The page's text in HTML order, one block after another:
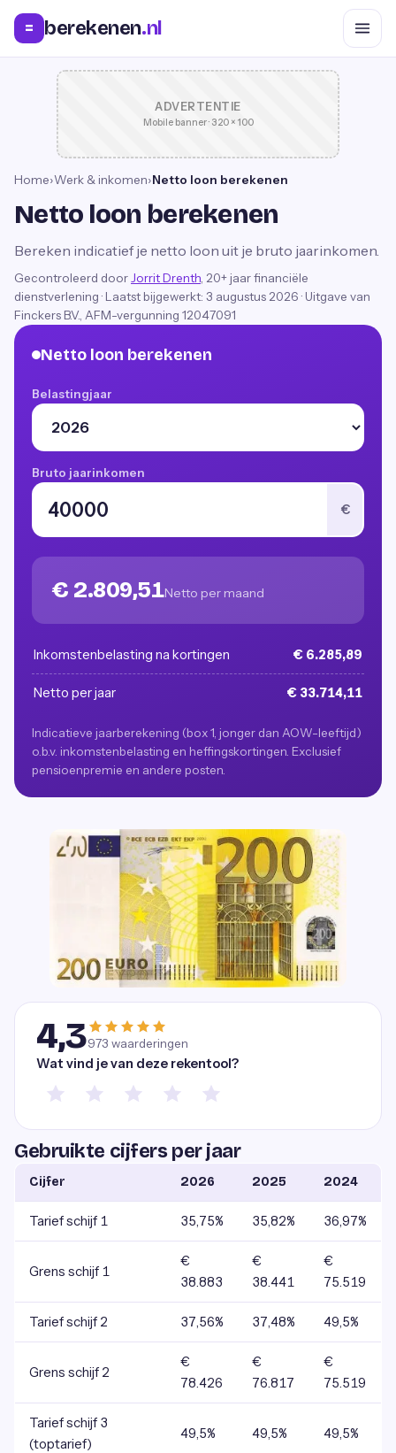
= berekenen.nl
ADVERTENTIE
Mobile banner · 320 × 100
Home›Werk & inkomen›Netto loon berekenen
Netto loon berekenen
Bereken indicatief je netto loon uit je bruto jaarinkomen.
Gecontroleerd door Jorrit Drenth , 20+ jaar financiële
dienstverlening · Laatst bijgewerkt: 3 augustus 2026 · Uitgave van
Finckers B.V., AFM-vergunning 12047091
Netto loon berekenen
Belastingjaar
Bruto jaarinkomen
€
€ 2.809,51Netto per maand
Inkomstenbelasting na kortingen € 6.285,89
Netto per jaar € 33.714,11
Indicatieve jaarberekening (box 1, jonger dan AOW-leeftijd)
o.b.v. inkomstenbelasting en heffingskortingen. Exclusief
pensioenpremie en andere posten.
4,3973 waarderingen
Wat vind je van deze rekentool?
Gebruikte cijfers per jaar
Cijfer 2026 2025 2024
Tarief schijf 1 35,75% 35,82% 36,97%
Grens schijf 1
€
38.883
€
38.441
€
75.519
Tarief schijf 2 37,56% 37,48% 49,5%
Grens schijf 2
€
78.426
€
76.817
€
75.519
Tarief schijf 3
(toptarief)
49,5% 49,5% 49,5%